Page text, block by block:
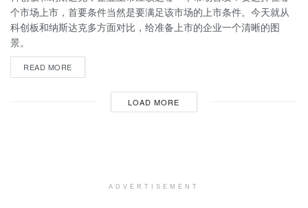
个市场上市，首要条件当然是要满足该市场的上市条件。今天就从
科创板和纳斯达克多方面对比，给准备上市的企业一个清晰的图
景。
READ MORE
LOAD MORE
ADVERTISEMENT